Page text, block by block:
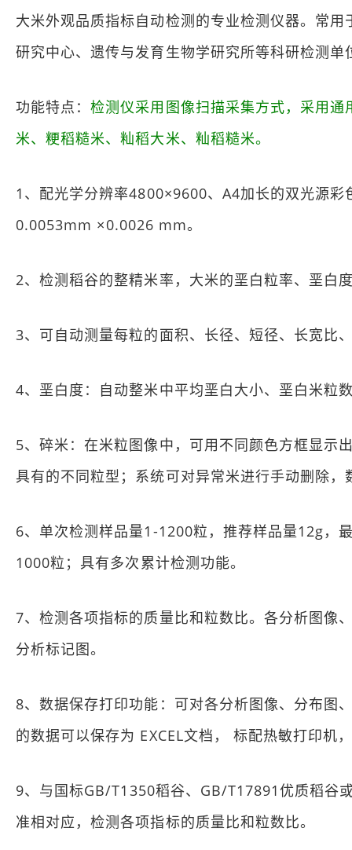
大米外观品质指标自动检测的专业检测仪器。常
研究中心、遗传与发育生物学研究所等科研检测
功能特点：检测仪采用图像扫描采集方式，采用
米、粳稻糙米、籼稻大米、籼稻糙米。
1、配光学分辨率4800×9600、A4加长的双光源
0.0053mm ×0.0026 mm。
2、检测稻谷的整精米率，大米的垩白粒率、垩白
3、可自动测量每粒的面积、长径、短径、长宽比
4、垩白度：自动整米中平均垩白大小、垩白米粒
5、碎米：在米粒图像中，可用不同颜色方框显示
具有的不同粒型；系统可对异常米进行手动删除
6、单次检测样品量1-1200粒，推荐样品量12g，
1000粒；具有多次累计检测功能。
7、检测各项指标的质量比和粒数比。各分析图像
分析标记图。
8、数据保存打印功能：可对各分析图像、分布图
的数据可以保存为 EXCEL文档， 标配热敏打印机
9、与国标GB/T1350稻谷、GB/T17891优质稻谷
准相对应，检测各项指标的质量比和粒数比。